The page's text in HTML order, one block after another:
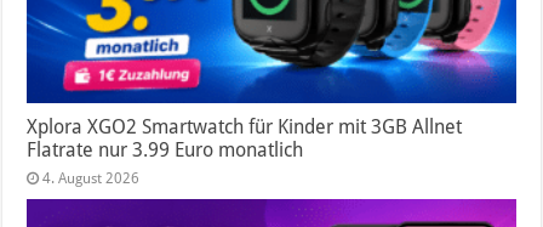
Xplora XGO2 Smartwatch für Kinder mit 3GB Allnet
Flatrate nur 3.99 Euro monatlich
4. August 2026